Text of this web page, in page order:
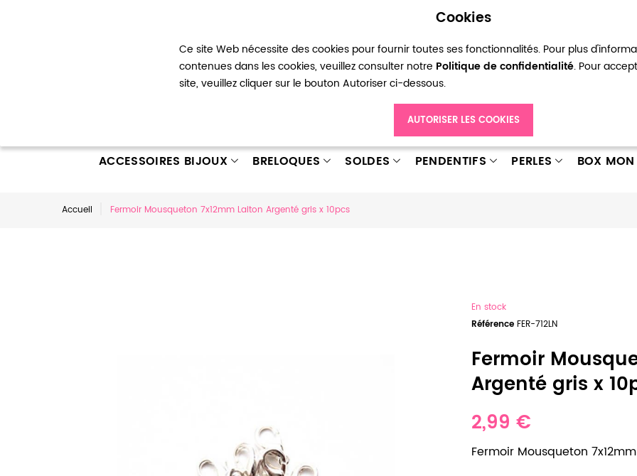
Cookies
Ce site Web nécessite des cookies pour fournir toutes ses fonctionnalités. Pour plus
contenues dans les cookies, veuillez consulter notre Politique de confidentialité. Pour
site, veuillez cliquer sur le bouton Autoriser ci-dessous.
AUTORISER LES COOKIES
Mon compte Ma liste d’envies Connexion
ACCESSOIRES BIJOUX BRELOQUES SOLDES PENDENTIFS PERLES BOX
Accueil Fermoir Mousqueton 7x12mm Laiton Argenté gris x 10pcs
En stock
Référence FER-712LN
Fermoir
Argenté gris x
2,99 €
Fermoir Mousqueton